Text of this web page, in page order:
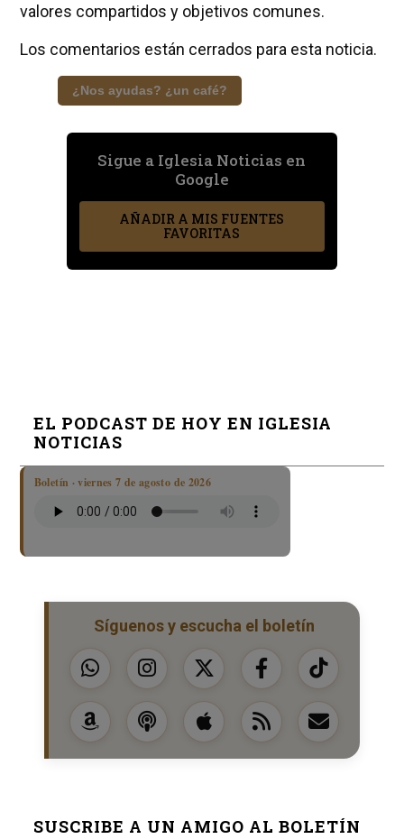
valores compartidos y objetivos comunes.
Los comentarios están cerrados para esta noticia.
¿Nos ayudas? ¿un café?
Sigue a Iglesia Noticias en
Google
AÑADIR A MIS FUENTES
FAVORITAS
EL PODCAST DE HOY EN IGLESIA
NOTICIAS
Boletín · viernes 7 de agosto de 2026
Síguenos y escucha el boletín
SUSCRIBE A UN AMIGO AL BOLETÍN